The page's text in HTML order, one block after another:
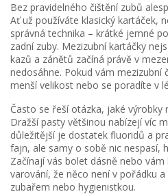
Bez pravidelného čištění zubů
Ať už používáte klasický kartáček,
správná technika – krátké jemné
zadní zuby. Mezizubní kartáčky
kazů a zánětů začíná právě v
nedosáhne. Pokud vám mezizubní
menší velikost nebo se poradíte v
Často se řeší otázka, jaké výrobky
Dražší pasty většinou nabízejí víc
důležitější je dostatek fluoridů a
fajn, ale samy o sobě nic nespasí,
Začínají vás bolet dásně nebo
varování, že něco není v pořádku
zubařem nebo hygienistkou.